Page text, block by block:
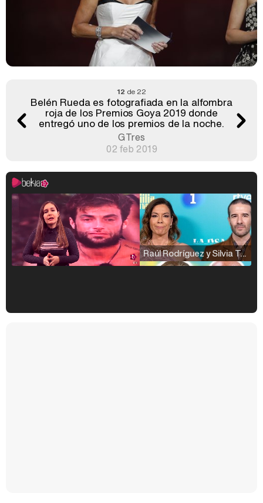
12 de 22
Belén Rueda es fotografiada en la alfombra
roja de los Premios Goya 2019 donde
entregó uno de los premios de la noche.
GTres
02 feb 2019
Raúl Rodríguez y Silvia Taulés nos cuentan su papel en 'La familia de la tele'